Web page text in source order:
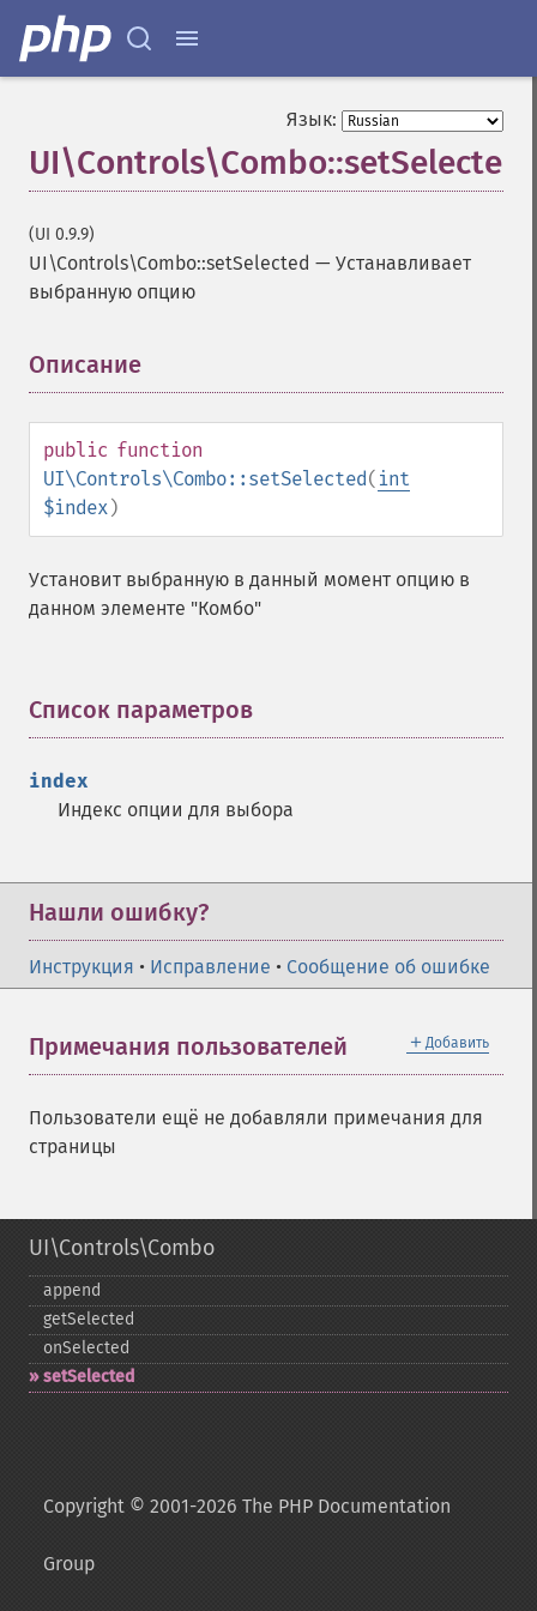
Язык:
UI\Controls\Combo::setSelected
(UI 0.9.9)
UI\Controls\Combo::setSelected — Устанавливает
выбранную опцию
Описание
public function
UI\Controls\Combo::setSelected( int
$index)
Установит выбранную в данный момент опцию в
данном элементе "Комбо"
Список параметров
index
Индекс опции для выбора
Нашли ошибку?
Инструкция • Исправление • Сообщение об ошибке
＋ Добавить
Примечания пользователей
Пользователи ещё не добавляли примечания для
страницы
UI\Controls\Combo
append
getSelected
onSelected
setSelected
Copyright © 2001-2026 The PHP Documentation
Group